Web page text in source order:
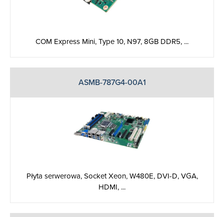
COM Express Mini, Type 10, N97, 8GB DDR5, ...
ASMB-787G4-00A1
Płyta serwerowa, Socket Xeon, W480E, DVI-D, VGA,
HDMI, ...